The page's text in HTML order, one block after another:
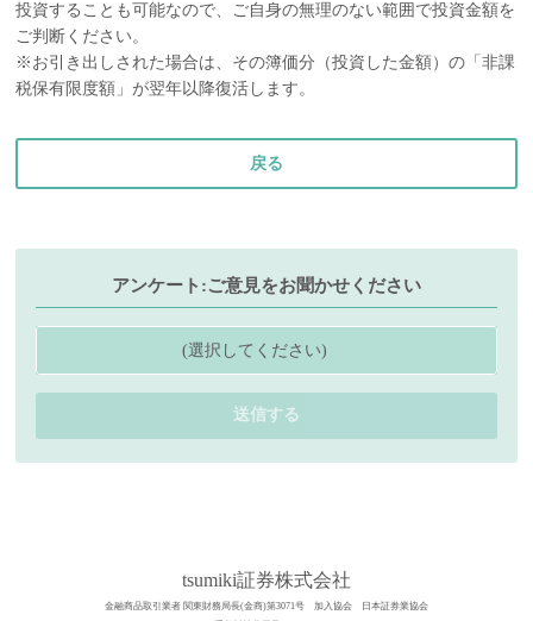
投資することも可能なので、ご自身の無理のない範囲で投資金額を
ご判断ください。
※お引き出しされた場合は、その簿価分（投資した金額）の「非課
税保有限度額」が翌年以降復活します。
戻る
アンケート:ご意見をお聞かせください
(選択してください)
送信する
tsumiki証券株式会社
金融商品取引業者 関東財務局長(金商)第3071号 加入協会 日本証券業協会